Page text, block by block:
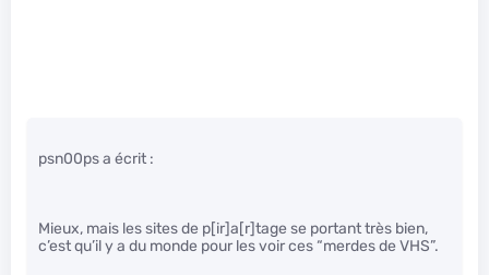
psn00ps a écrit :
Mieux, mais les sites de p[ir]a[r]tage se portant très bien,
c’est qu’il y a du monde pour les voir ces “merdes de VHS”.